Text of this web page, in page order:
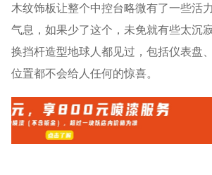
木纹饰板让整个中控台略微有了一些活
气息，如果少了这个，未免就有些太沉
换挡杆造型地球人都见过，包括仪表盘
位置都不会给人任何的惊喜。